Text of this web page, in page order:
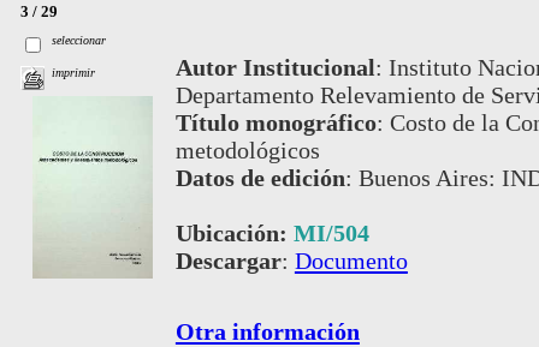
3 / 29
seleccionar
imprimir Autor Institucional: Instituto
Departamento Relevamiento de
Título monográfico: Costo de la
metodológicos
Datos de edición: Buenos Aires:
Ubicación: MI/504
Descargar: Documento
Otra información